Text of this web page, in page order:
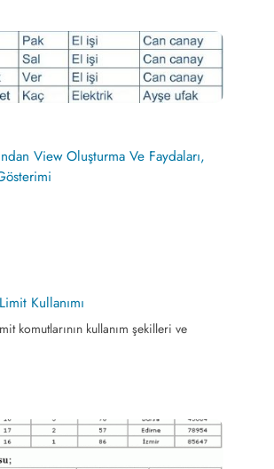
View Oluşturma Ve Faydaları,
Kullanımı
komutlarının kullanım şekilleri ve